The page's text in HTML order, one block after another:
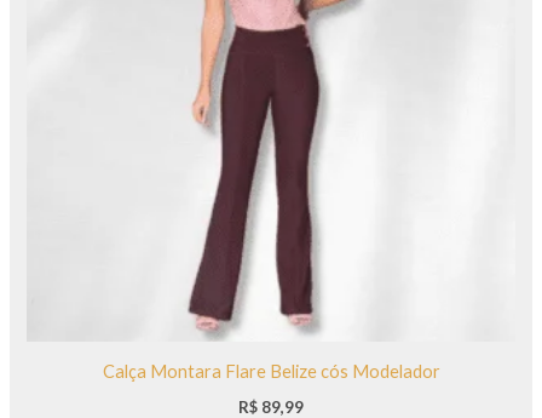
Calça Montara Flare Belize cós Modelador
R$ 89,99